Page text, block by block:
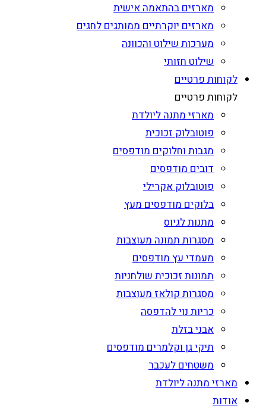
מארזים בהתאמה אישית
מארזים יוקרתיים ממותגים לחגים
מערכות שילוט והכוונה
שילוט חזותי
לקוחות פרטיים
לקוחות פרטיים
מארזי מתנה ליולדת
פוטובלוק זכוכית
מגבות וחלוקים מודפסים
דובים מודפסים
פוטובלוק אקרילי
בלוקים מודפסים מעץ
מתנות לגיוס
מסגרות תמונה מעוצבות
מעמדי עץ מודפסים
תמונות זכוכית שולחניות
מסגרות קולאז מעוצבות
כריות נוי להדפסה
אבני בזלת
תיקי גן וקלמרים מודפסים
משטחים לעכבר
מארזי מתנה ליולדת
אודות